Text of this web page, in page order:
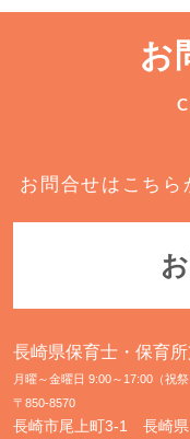
お
お問合せはこちら
長崎県保育士・保育
月曜～金曜日 9:00～17:00（祝
〒850-8570
長崎市尾上町3-1 長崎県